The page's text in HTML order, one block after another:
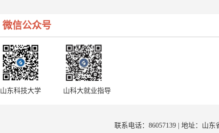
微信公众号
山东科技大学 山科大就业指导
联系电话：86057139 | 地址：山